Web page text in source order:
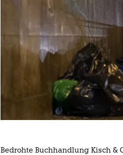
berlin
nord
shop
Bedrohte Buchhandlung Kisch &